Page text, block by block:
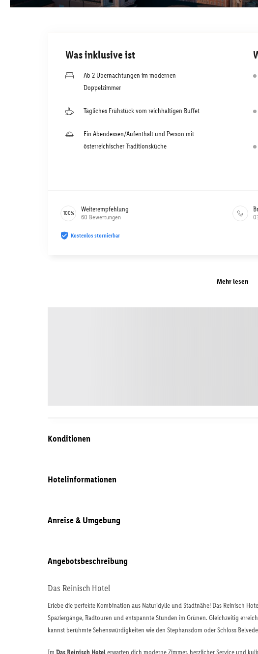
Was inklusive ist
Ab 2 Übernachtungen im modernen
Doppelzimmer
Tägliches Frühstück vom reichhaltigen Buffet
Ein Abendessen/Aufenthalt und Person mit
österreichischer Traditionsküche
100% Weiterempfehlung
60 Bewertungen
Kostenlos stornierbar
Mehr lesen
Konditionen
Hotelinformationen
Anreise & Umgebung
Angebotsbeschreibung
Das Reinisch Hotel
Erlebe die perfekte Kombination aus Naturidylle und Stadtnähe! Das Reinisch
Spaziergänge, Radtouren und entspannte Stunden im Grünen. Gleichzeitig
kannst berühmte Sehenswürdigkeiten wie den Stephansdom oder Schloss
Im Das Reinisch Hotelerwarten dich moderne Zimmer, herzlicher Service und